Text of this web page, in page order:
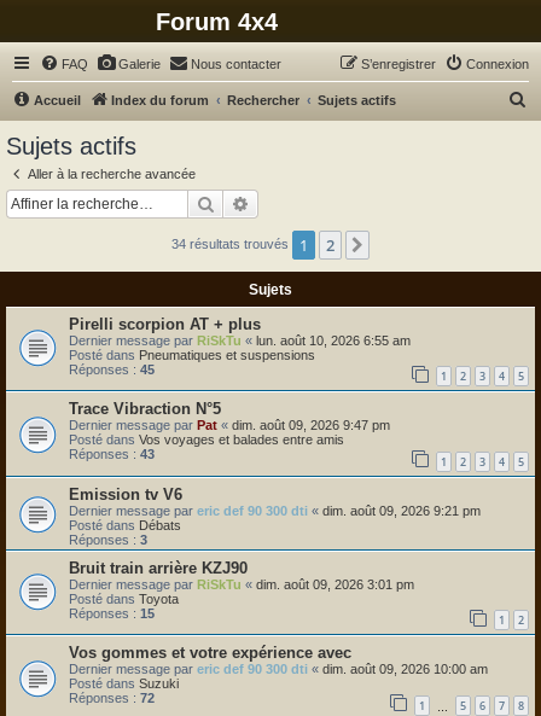
Forum 4x4
FAQ Galerie Nous contacter Connexion
S’enregistrer
Accueil Index du forum Rechercher Sujets actifs
c
Sujets actifs
Aller à la recherche avancée
Rechercher
34 résultats trouvés 1 2
Sujets
Pirelli scorpion AT + plus
Dernier message par RiSkTu « lun. août 10, 2026 6:55 am
Posté dans Pneumatiques et suspensions
Réponses : 45 1 2 3 4 5
Trace Vibraction N°5
Dernier message par Pat « dim. août 09, 2026 9:47 pm
Posté dans Vos voyages et balades entre amis
Réponses : 43 1 2 3 4 5
Emission tv V6
Dernier message par eric def 90 300 dti « dim. août 09, 2026 9:21 pm
Posté dans Débats
Réponses : 3
Bruit train arrière KZJ90
Dernier message par RiSkTu « dim. août 09, 2026 3:01 pm
Posté dans Toyota
Réponses : 15 1 2
Vos gommes et votre expérience avec
Dernier message par eric def 90 300 dti « dim. août 09, 2026 10:00 am
Posté dans Suzuki
Réponses : 72 1 5 6 7 8